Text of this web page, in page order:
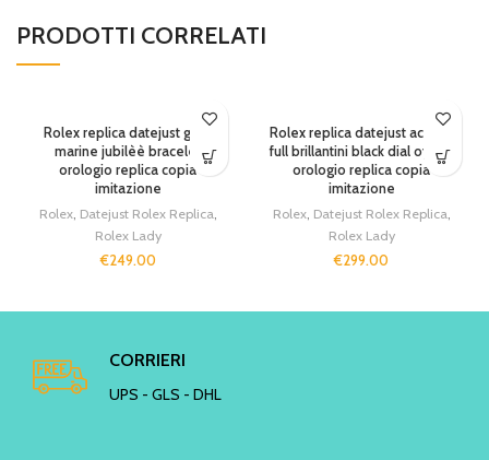
PRODOTTI CORRELATI
Rolex replica datejust grey
marine jubilèè bracelet
orologio replica copia
imitazione
Rolex, Datejust Rolex Replica,
Rolex Lady
€249.00
Rolex replica datejust acciaio
full brillantini black dial oyster
orologio replica copia
imitazione
Rolex, Datejust Rolex Replica,
Rolex Lady
€299.00
CORRIERI
UPS - GLS - DHL